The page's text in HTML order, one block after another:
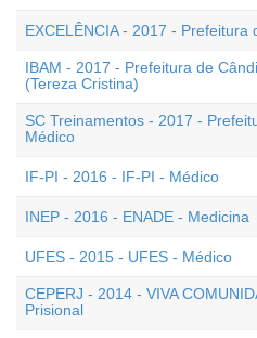
EXCELÊNCIA - 2017 -
IBAM - 2017 - Prefeitura de
(Tereza Cristina)
SC Treinamentos - 2017 -
Médico
IF-PI - 2016 - IF-PI - Médico
INEP - 2016 - ENADE - Medicina
UFES - 2015 - UFES - Médico
CEPERJ - 2014 - VIVA
Prisional